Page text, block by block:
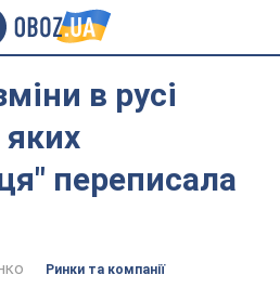
в русі
яких
переписала
Ринки та компанії